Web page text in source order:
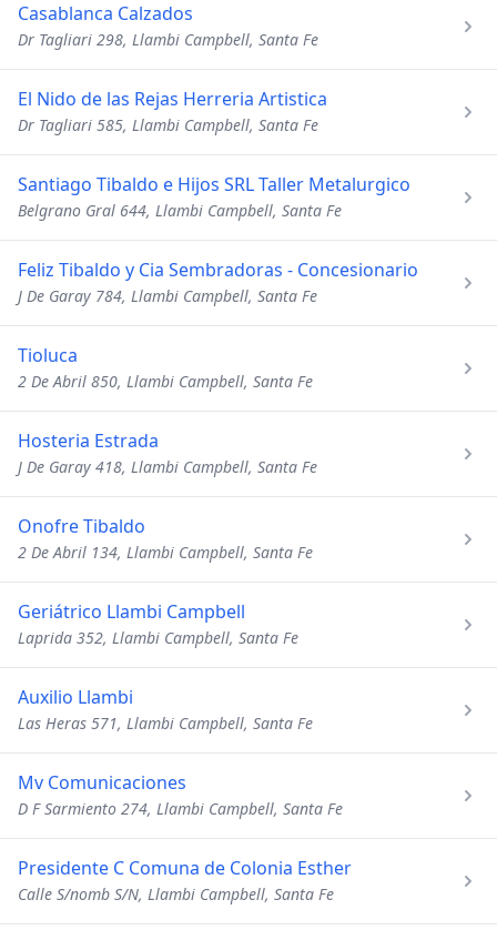
Casablanca Calzados
Dr Tagliari 298, Llambi Campbell, Santa Fe
El Nido de las Rejas Herreria Artistica
Dr Tagliari 585, Llambi Campbell, Santa Fe
Santiago Tibaldo e Hijos SRL Taller Metalurgico
Belgrano Gral 644, Llambi Campbell, Santa Fe
Feliz Tibaldo y Cia Sembradoras - Concesionario
J De Garay 784, Llambi Campbell, Santa Fe
Tioluca
2 De Abril 850, Llambi Campbell, Santa Fe
Hosteria Estrada
J De Garay 418, Llambi Campbell, Santa Fe
Onofre Tibaldo
2 De Abril 134, Llambi Campbell, Santa Fe
Geriátrico Llambi Campbell
Laprida 352, Llambi Campbell, Santa Fe
Auxilio Llambi
Las Heras 571, Llambi Campbell, Santa Fe
Mv Comunicaciones
D F Sarmiento 274, Llambi Campbell, Santa Fe
Presidente C Comuna de Colonia Esther
Calle S/nomb S/N, Llambi Campbell, Santa Fe